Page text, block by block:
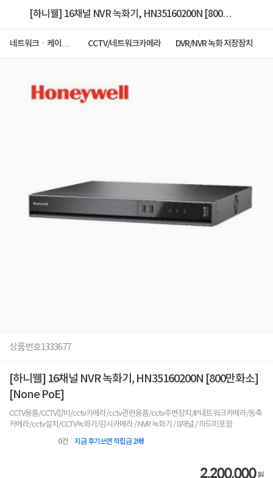
[하니웰] 16채널 NVR 녹화기, HN35160200N [800만
네트워크ㆍ케이블
CCTV/네트워크카메라 DVR/NVR 녹화 저장장치
상품번호1333677
[하니웰] 16채널 NVR 녹화기, HN35160200N [800만화소]
[None PoE]
CCTV용품/CCTV장비/cctv카메라/cctv관련용품/cctv주변장치/IP네트워크카메라/동축
카메라/cctv설치/CCTV녹화기/감시카메라 / NVR 녹화기 / 8채널 / 하드미포함
0건 지금 후기쓰면 적립금 2배!
2,200,000원